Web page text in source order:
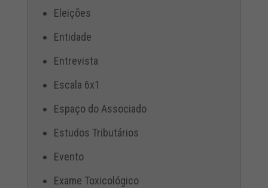
Eleições
Entidade
Entrevista
Escala 6x1
Espaço do Associado
Estudos Tributários
Evento
Exame Toxicológico